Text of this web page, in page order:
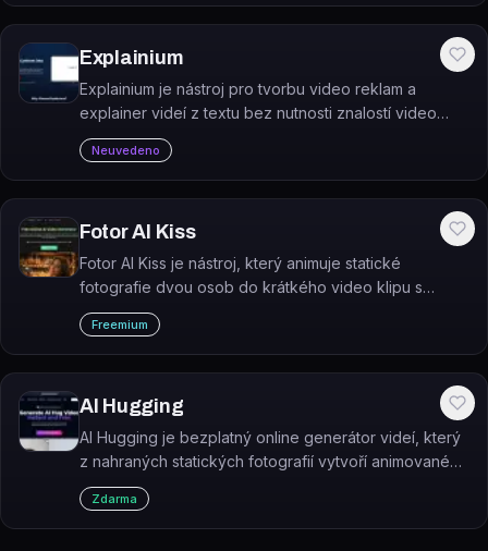
která…
Explainium
Explainium je nástroj pro tvorbu video reklam a
explainer videí z textu bez nutnosti znalostí video
editace.
Neuvedeno
Fotor AI Kiss
Fotor AI Kiss je nástroj, který animuje statické
fotografie dvou osob do krátkého video klipu s
polibkem.
Freemium
AI Hugging
AI Hugging je bezplatný online generátor videí, který
z nahraných statických fotografií vytvoří animované
video dvou objímajících se lidí.
Zdarma